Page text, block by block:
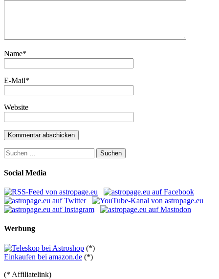
Name*
E-Mail*
Website
Suchen
nach:
Social Media
Werbung
(*)
Einkaufen bei amazon.de (*)
(* Affiliatelink)